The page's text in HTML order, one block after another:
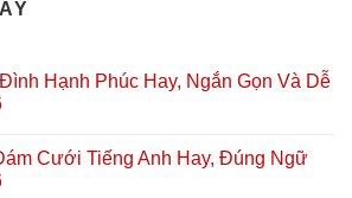
Hạnh Phúc Hay, Ngắn Gọn Và Dễ
Cưới Tiếng Anh Hay, Đúng Ngữ